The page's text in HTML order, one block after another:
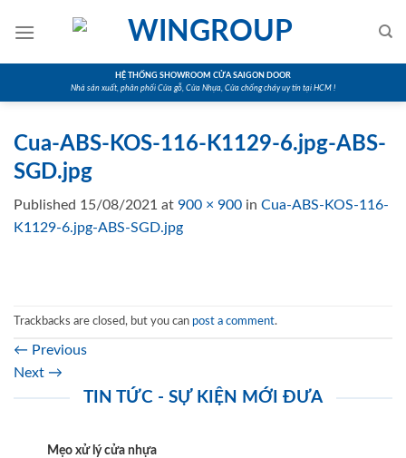
HỆ THỐNG SHOWROOM CỬA SAIGON DOOR
Nhà sản xuất, phân phối Cửa gỗ, Cửa Nhựa, Cửa chống cháy uy tín tại HCM !
Cua-ABS-KOS-116-K1129-6.jpg-ABS-
SGD.jpg
Published 15/08/2021 at 900 × 900 in Cua-ABS-KOS-116-
K1129-6.jpg-ABS-SGD.jpg
Trackbacks are closed, but you can post a comment.
← Previous
Next →
TIN TỨC - SỰ KIỆN MỚI ĐƯA
Mẹo xử lý cửa nhựa